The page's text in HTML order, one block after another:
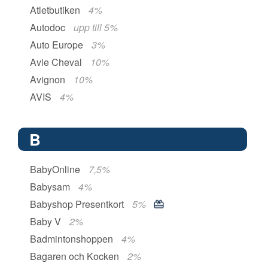
Atletbutiken
4%
Autodoc
upp till 5%
Auto Europe
3%
Avie Cheval
10%
Avignon
10%
AVIS
4%
B
BabyOnline
7,5%
Babysam
4%
Babyshop Presentkort
5%
Baby V
2%
Badmintonshoppen
4%
Bagaren och Kocken
2%